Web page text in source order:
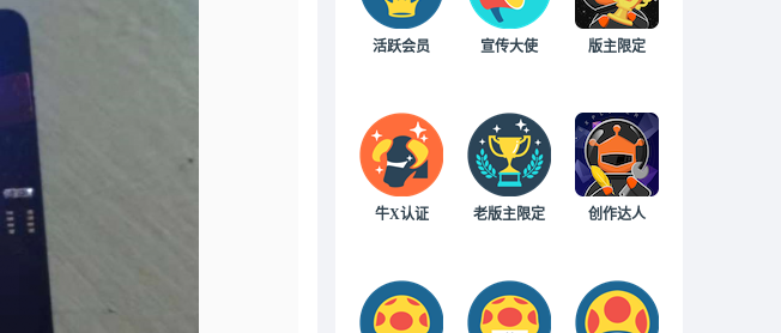
活跃会员 宣传大使 版主限定
牛X认证 老版主限定 创作达人